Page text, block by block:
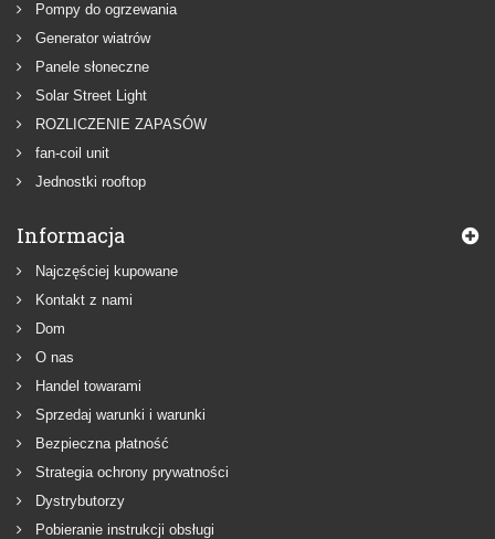
Pompy do ogrzewania
Generator wiatrów
Panele słoneczne
Solar Street Light
ROZLICZENIE ZAPASÓW
fan-coil unit
Jednostki rooftop
Informacja
Najczęściej kupowane
Kontakt z nami
Dom
O nas
Handel towarami
Sprzedaj warunki i warunki
Bezpieczna płatność
Strategia ochrony prywatności
Dystrybutorzy
Pobieranie instrukcji obsługi